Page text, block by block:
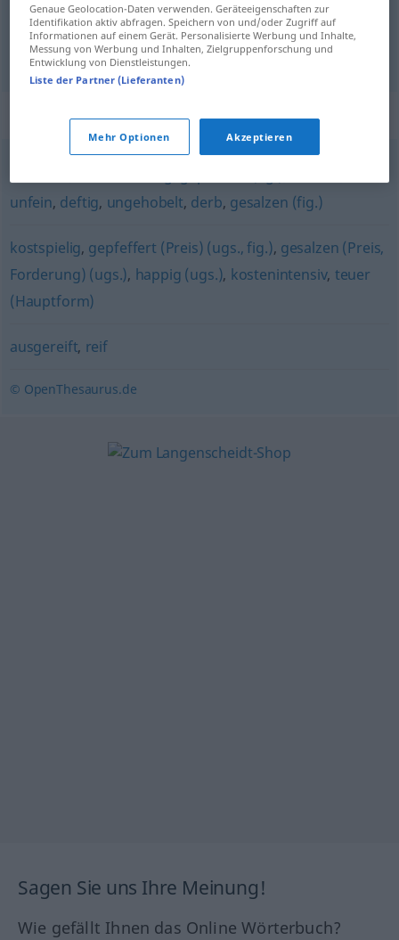
exorbitante saftigPreis, Rechnung UMG FIG
Synonyme für "saftig"
unfein, deftig, ungehobelt, derb, gesalzen (fig.)
kostspielig, gepfeffert (Preis) (ugs., fig.), gesalzen (Preis,
Forderung) (ugs.), happig (ugs.), kostenintensiv, teuer
(Hauptform)
ausgereift, reif
© OpenThesaurus.de
Sagen Sie uns Ihre Meinung!
Wie gefällt Ihnen das Online Wörterbuch?
Genaue Geolocation-Daten verwenden. Geräteeigenschaften zur
Identifikation aktiv abfragen. Speichern von und/oder Zugriff auf
Informationen auf einem Gerät. Personalisierte Werbung und Inhalte,
Messung von Werbung und Inhalten, Zielgruppenforschung und
Entwicklung von Dienstleistungen.
Liste der Partner (Lieferanten)
Mehr Optionen Akzeptieren